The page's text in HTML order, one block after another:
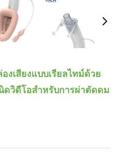
งเสียงแบบเรียลไทม์ด้วย
ดวิดีโอสำหรับการผ่าตัดดม